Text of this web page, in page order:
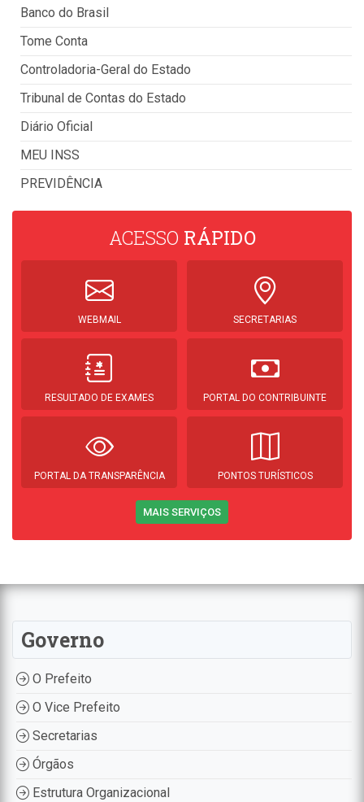
Banco do Brasil
Tome Conta
Controladoria-Geral do Estado
Tribunal de Contas do Estado
Diário Oficial
MEU INSS
PREVIDÊNCIA
ACESSO RÁPIDO
WEBMAIL SECRETARIAS
RESULTADO DE EXAMES PORTAL DO CONTRIBUINTE
PORTAL DA TRANSPARÊNCIA PONTOS TURÍSTICOS
MAIS SERVIÇOS
Governo
O Prefeito
O Vice Prefeito
Secretarias
Órgãos
Estrutura Organizacional